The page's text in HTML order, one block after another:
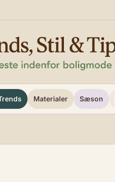
Materialer Sæson